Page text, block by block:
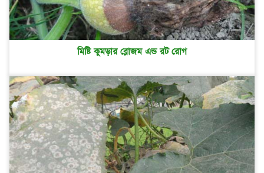
মিষ্টি কুমড়ার ব্লোজম এন্ড রট রোগ